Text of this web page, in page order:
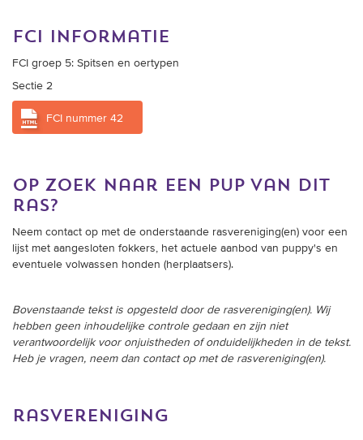
fci informatie
FCI groep 5: Spitsen en oertypen
Sectie 2
FCI nummer 42
op zoek naar een pup van dit
ras?
Neem contact op met de onderstaande rasvereniging(en) voor een
lijst met aangesloten fokkers, het actuele aanbod van puppy's en
eventuele volwassen honden (herplaatsers).
Bovenstaande tekst is opgesteld door de rasvereniging(en). Wij
hebben geen inhoudelijke controle gedaan en zijn niet
verantwoordelijk voor onjuistheden of onduidelijkheden in de tekst.
Heb je vragen, neem dan contact op met de rasvereniging(en).
rasvereniging